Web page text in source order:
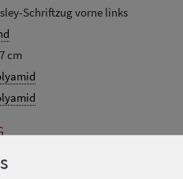
Schriftzug vorne links
cm
Knickschirm von Eisley.